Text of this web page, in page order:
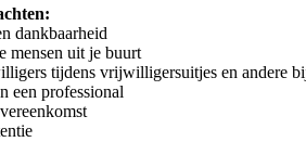
dankbaarheid
mensen uit je buurt
tijdens vrijwilligersuitjes en andere
een professional